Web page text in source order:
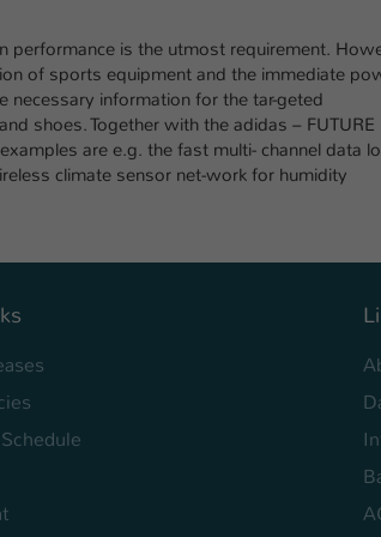
performance is the utmost requirement.
of sports equipment and the immediate
necessary information for the tar-geted
shoes. Together with the adidas – FUTURE
are e.g. the fast multi- channel data
climate sensor net-work for humidity
Jahr
Jahr
ID, für die historische Speicherung
Informationen anzeigen
verwendet um das Nutzungsverhalten der
nachzuverfolgen. Die erhobenen Daten
Kaiserslautern
Tage
Cookie von Matomo für Website-Analysen.
Website externe Inhalte (Youtube,
zusätzliche Informationen anzubieten.